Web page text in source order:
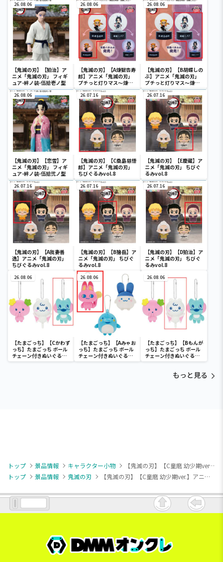
26.08.06
【鬼滅の刃】【狛治】ア
ニメ「鬼滅の刃」 フィギ
ュア-絆ノ装-伍拾壱ノ型
26.08.06
【鬼滅の刃】【A煉獄杏寿
郎】アニメ「鬼滅の刃」
プチっと灯りマス～煉獄
杏寿郎・胡蝶しのぶ～
26.08.06
【鬼滅の刃】【B胡蝶しの
ぶ】アニメ「鬼滅の刃」
プチっと灯りマス～煉獄
杏寿郎・胡蝶しのぶ～
26.08.06
【鬼滅の刃】【恋雪】ア
ニメ「鬼滅の刃」 フィギ
ュア-絆ノ装-伍拾弐ノ型
26.07.16
【鬼滅の刃】【C桑島慈悟
郎】アニメ「鬼滅の刃」
ちびぐるみvol.8
26.07.16
【鬼滅の刃】【E慶蔵】ア
ニメ「鬼滅の刃」 ちびぐ
るみvol.8
26.07.16
【鬼滅の刃】【A我妻善
逸】アニメ「鬼滅の刃」
ちびぐるみvol.8
26.07.16
【鬼滅の刃】【B獪岳】ア
ニメ「鬼滅の刃」 ちびぐ
るみvol.8
26.07.16
【鬼滅の刃】【D狛治】ア
ニメ「鬼滅の刃」 ちびぐ
るみvol.8
26.08.06
【たまごっち】【Cかわず
っち】たまごっち ボール
チェーン付きぬいぐるみ
～Tamagotchi
26.08.06
【たまごっち】【Aみゃお
っち】たまごっち ボール
チェーン付きぬいぐるみ
～Tamagotchi
26.08.06
【たまごっち】【Bもんが
っち】たまごっち ボール
チェーン付きぬいぐるみ
～Tamagotchi
もっと見る
トップ 景品情報 キャラクター小物
【鬼滅の刃】【C童磨 幼少期ver.】アニメ「鬼滅の刃」 ちびぐるみvol.6
トップ
景品情報 鬼滅の刃 【鬼滅の刃】【C童磨 幼少期ver.】アニメ「鬼滅の刃」 ちびぐるみvol.6